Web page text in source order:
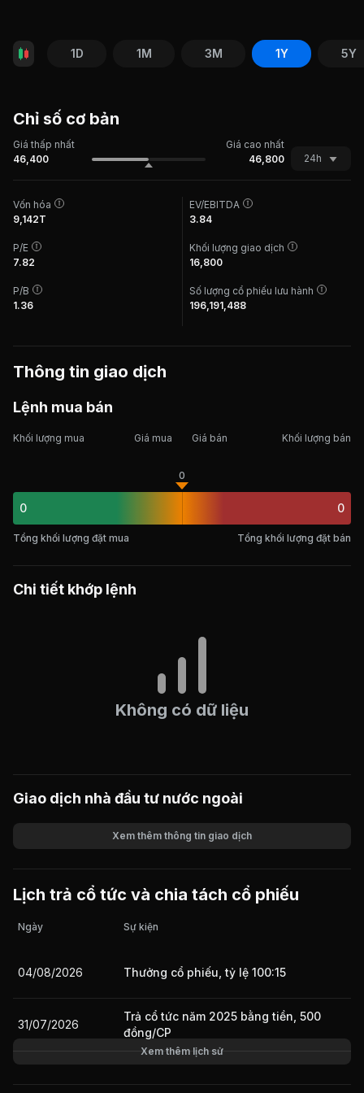
1D 1M 3M 1Y 5Y
Chỉ số cơ bản
Giá thấp nhất
Giá cao nhất
46,400
46,800 24h
Vốn hóa
9,142T
P/E
7.82
P/B
1.36
EV/EBITDA
3.84
Khối lượng giao dịch
16,800
Số lượng cổ phiếu lưu hành
196,191,488
Thông tin giao dịch
Lệnh mua bán
Khối lượng mua Giá mua Giá bán Khối lượng bán
0
0
0
Tổng khối lượng đặt mua Tổng khối lượng đặt bán
Chi tiết khớp lệnh
Không có dữ liệu
Giao dịch nhà đầu tư nước ngoài
Giá trị giao dịch
Xem thêm thông tin giao dịch
Lịch trả cổ tức và chia tách cổ phiếu
Ngày Sự kiện
04/08/2026 Thưởng cổ phiếu, tỷ lệ 100:15
31/07/2026
Trả cổ tức năm 2025 bằng tiền, 500
đồng/CP
Xem thêm lịch sử